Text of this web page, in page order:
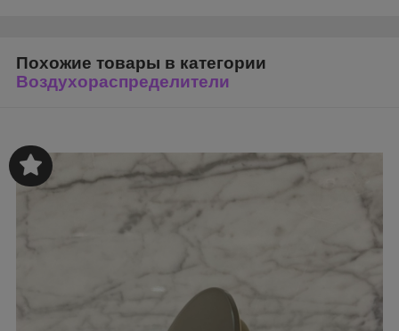
Похожие товары в категории
Воздухораспределители